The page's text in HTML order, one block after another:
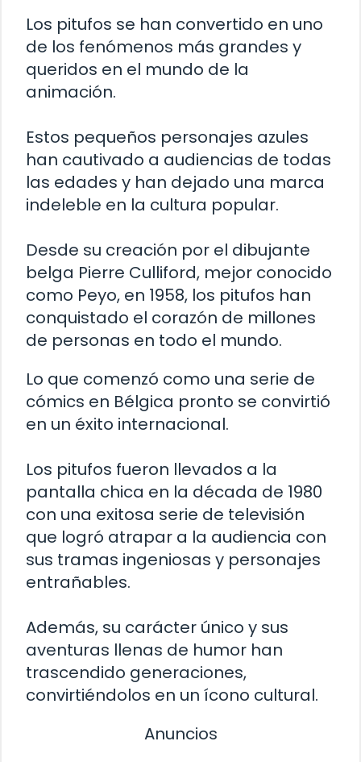
Los pitufos se han convertido en uno
de los fenómenos más grandes y
queridos en el mundo de la
animación.
Estos pequeños personajes azules
han cautivado a audiencias de todas
las edades y han dejado una marca
indeleble en la cultura popular.
Desde su creación por el dibujante
belga Pierre Culliford, mejor conocido
como Peyo, en 1958, los pitufos han
conquistado el corazón de millones
de personas en todo el mundo.
Lo que comenzó como una serie de
cómics en Bélgica pronto se convirtió
en un éxito internacional.
Los pitufos fueron llevados a la
pantalla chica en la década de 1980
con una exitosa serie de televisión
que logró atrapar a la audiencia con
sus tramas ingeniosas y personajes
entrañables.
Además, su carácter único y sus
aventuras llenas de humor han
trascendido generaciones,
convirtiéndolos en un ícono cultural.
Anuncios